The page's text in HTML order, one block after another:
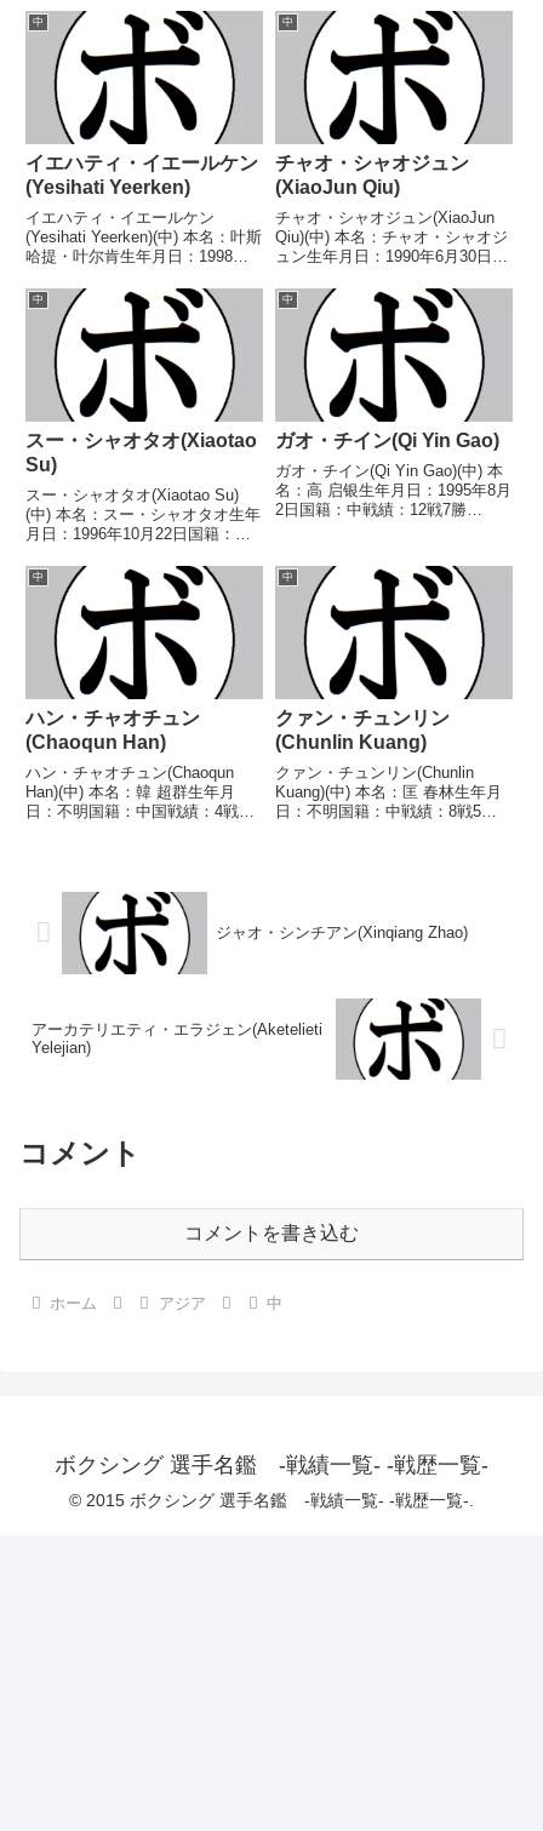
中
イエハティ・イエールケン
(Yesihati Yeerken)
イエハティ・イエールケン
(Yesihati Yeerken)(中) 本名：叶斯
哈提・叶尔肯生年月日：1998年6
(5KO)8敗2分1無効試合 【獲得タ
イトル】なし 【戦歴】
2017/12/14 ○4RTKO...
中
チャオ・シャオジュン
(XiaoJun Qiu)
チャオ・シャオジュン(XiaoJun
Qiu)(中) 本名：チャオ・シャオジ
ュン生年月日：1990年6月30日国
敗 【獲得タイトル】WBCユース
スーパーバンタム級暫定王座
WBCスーパーバンタム級シルバ
ー...
中
スー・シャオタオ(Xiaotao
Su)
スー・シャオタオ(Xiaotao Su)
(中) 本名：スー・シャオタオ生年
月日：1996年10月22日国籍：中
タイトル】IBOオセアニアスーパ
ーフェザー級王座WBOオリエン
タルスーパーフェザー級王座 ...
中
ガオ・チイン(Qi Yin Gao)
ガオ・チイン(Qi Yin Gao)(中) 本
名：高 启银生年月日：1995年8月
2日国籍：中戦績：12戦7勝
●2RTKO ジャン・カイチー
(中)2018/02/02 ○4...
中
ハン・チャオチュン
(Chaoqun Han)
ハン・チャオチュン(Chaoqun
Han)(中) 本名：韓 超群生年月
日：不明国籍：中国戦績：4戦2
ット・トゥーンスラケット(タ
中
クァン・チュンリン
(Chunlin Kuang)
クァン・チュンリン(Chunlin
Kuang)(中) 本名：匡 春林生年月
日：不明国籍：中戦績：8戦5勝1
ジャオ・シンチアン(Xinqiang Zhao)
アーカテリエティ・エラジェン(Aketelieti
Yelejian)
コメント
コメントを書き込む
ホーム アジア 中
ボクシング 選手名鑑 -戦績一覧- -戦歴一覧-
© 2015 ボクシング 選手名鑑 -戦績一覧- -戦歴一覧-.